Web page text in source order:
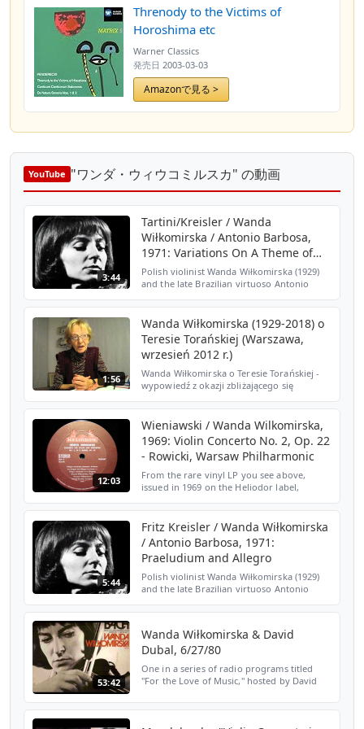
Threnody to the Victims of
Horoshima etc
Warner Classics
発売日 2003-03-03
Amazonで見る >
YouTube "ワンダ・ウィウコミルスカ" の動画
3:44
Tartini/Kreisler / Wanda
Wiłkomirska / Antonio Barbosa,
1971: Variations On A Theme of
Corelli
Polish violinist Wanda Wiłkomirska (1929)
and the late Brazilian virtuoso Antonio
created ...
1:56
Wanda Wiłkomirska (1929-2018) o
Teresie Torańskiej (Warszawa,
wrzesień 2012 r.)
Wanda Wiłkomirska o Teresie Torańskiej -
wypowiedź z okazji zbliżającego się
września 2012 r.) Wanda Wił...
12:03
Wieniawski / Wanda Wilkomirska,
1969: Violin Concerto No. 2, Op. 22
- Rowicki, Warsaw Philharmonic
From the rare vinyl LP you see above,
issued in 1969 on the Heliodor label,
5:44
Fritz Kreisler / Wanda Wiłkomirska
/ Antonio Barbosa, 1971:
Praeludium and Allegro
Polish violinist Wanda Wiłkomirska (1929)
and the late Brazilian virtuoso Antonio
53:42
Wanda Wiłkomirska & David
Dubal, 6/27/80
One in a series of radio programs titled
"For the Love of Music," hosted by David